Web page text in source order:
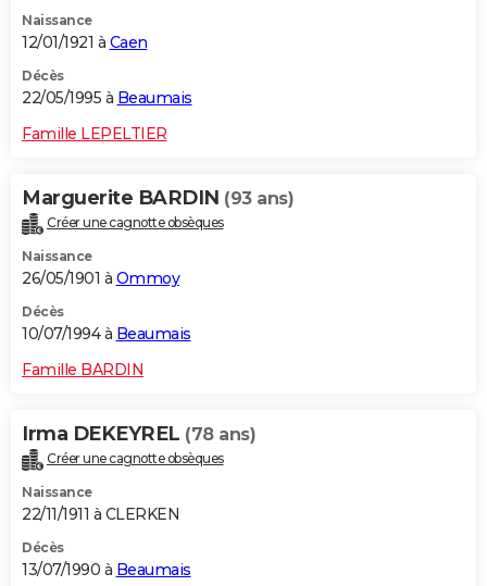
Naissance
12/01/1921 à Caen
Décès
22/05/1995 à Beaumais
Famille LEPELTIER
Marguerite BARDIN (93 ans)
Créer une cagnotte obsèques
Naissance
26/05/1901 à Ommoy
Décès
10/07/1994 à Beaumais
Famille BARDIN
Irma DEKEYREL (78 ans)
Créer une cagnotte obsèques
Naissance
22/11/1911 à CLERKEN
Décès
13/07/1990 à Beaumais